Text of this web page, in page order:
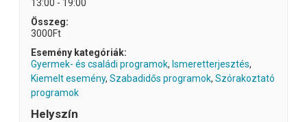
13:00 - 19:00
Összeg:
3000Ft
Esemény kategóriák:
Gyermek- és családi programok, Ismeretterjesztés,
Kiemelt esemény, Szabadidős programok, Szórakoztató
programok
Helyszín